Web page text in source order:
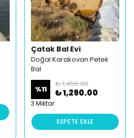
Çatak Bal Evi
Doğal Karakovan Petek
Bal
%11
₺ 1,450.00
₺ 1,290.00
3 Miktar
SEPETE EKLE